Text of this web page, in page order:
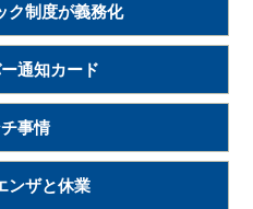
ク制度が義務化
通知カード
事情
ンザと休業